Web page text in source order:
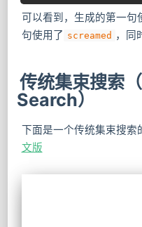
可以看到，生成的第一句
句使用了 screamed ，同
传统集束搜索
Search）
下面是一个传统集束搜
文版